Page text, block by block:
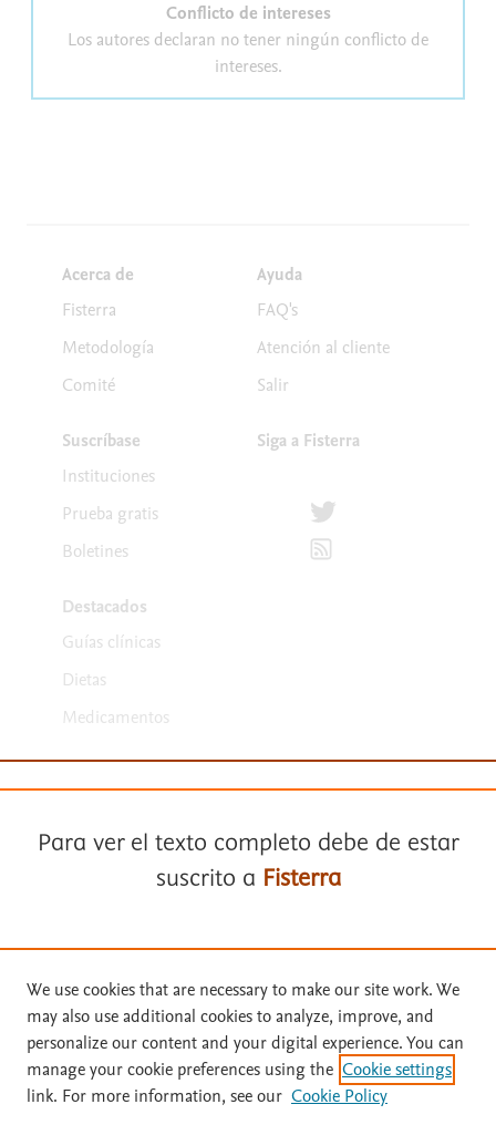
Conflicto de intereses
Los autores declaran no tener ningún conflicto de
intereses.
Acerca de
Fisterra
Metodología
Comité
Suscríbase
Instituciones
Prueba gratis
Boletines
Destacados
Guías clínicas
Dietas
Medicamentos
Ayuda
FAQ's
Atención al cliente
Salir
Siga a Fisterra
Síguenos en Twitter
Suscríbete para recibir
Copyright ©2026Elsevier España SLU, sus licenciantes y
colaboradores. Se reservan todos los derechos, incluidos los de minería
de texto y datos, entrenamiento de IA y tecnologías similares. Página
actualizada en: .
Este sitio utiliza cookies.Cookie settings
Para ver el texto completo debe de estar
suscrito a Fisterra
Solicite una prueba gratuita
We use cookies that are necessary to make our site work. We
may also use additional cookies to analyze, improve, and
personalize our content and your digital experience. You can
manage your cookie preferences using the Cookie settings
link. For more information, see our Cookie Policy